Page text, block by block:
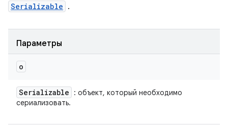
Serializable .
Параметры
o
Serializable
: объект, который необходимо
сериализовать.